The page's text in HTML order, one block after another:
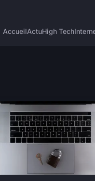
AccueilActuHigh Tech